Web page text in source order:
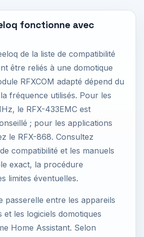
fonctionne avec
de la liste de compatibilité
être reliés à une domotique
RFXCOM adapté dépend du
fréquence utilisés. Pour les
le RFX-433EMC est
; pour les applications
le RFX-868. Consultez
compatibilité et les manuels
exact, la procédure
limites éventuelles.
passerelle entre les appareils
et les logiciels domotiques
Home Assistant. Selon